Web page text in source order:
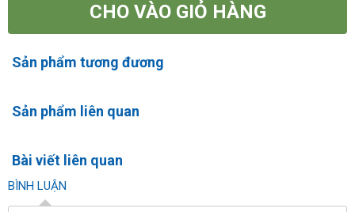
CHO VÀO GIỎ HÀNG
Sản phẩm tương đương
Sản phẩm liên quan
Bài viết liên quan
BÌNH LUẬN